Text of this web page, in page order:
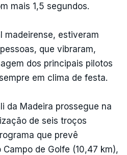
mais 1,5 segundos.
estiveram
que vibraram,
dos principais pilotos
em clima de festa.
da Madeira prossegue na
de seis troços
que prevê
de Golfe (10,47 km),